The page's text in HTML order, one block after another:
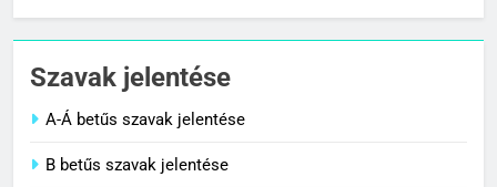
Cigánykerék jelentése
C BETŰS SZAVAK JELENTÉSE
Szavak jelentése
A-Á betűs szavak jelentése
B betűs szavak jelentése